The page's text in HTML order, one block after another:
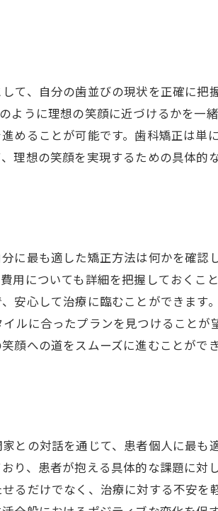
て、自分の歯並びの現状を正確に把
ように理想の笑顔に近づけるかを一
めることが可能です。歯科矯正は単
理想の笑顔を実現するための具体的
に最も適した矯正方法は何かを確認
用についても詳細を把握しておくこ
安心して治療に臨むことができます
ルに合ったプランを見つけることが
顔への道をスムーズに進むことがで
との対話を通じて、患者個人に最も
り、患者が抱える具体的な課題に対
るだけでなく、治療に対する不安を